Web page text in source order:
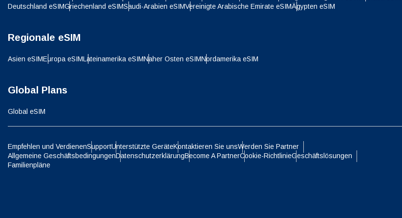
Deutschland eSIMGriechenland eSIMSaudi-Arabien eSIMVereinigte Arabische Emirate eSIMÄgypten eSIM
Regionale eSIM
Asien eSIMEuropa eSIMLateinamerika eSIMNaher Osten eSIMNordamerika eSIM
Global Plans
Global eSIM
Empfehlen und VerdienenSupportUnterstützte GeräteKontaktieren Sie unsWerden Sie Partner
Allgemeine GeschäftsbedingungenDatenschutzerklärungBecome A PartnerCookie-RichtlinieGeschäftslösungen
Familienpläne
SGD - Singapur-Dollar
CAD - Kanadischer Dollar GBP - Pfund Sterling